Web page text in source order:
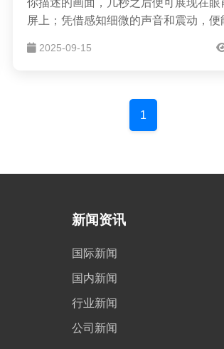
你描述的画面，几秒之后便可展现在眼
屏上；凭借感知细微的声音和震动，便
查，就能精确显示病灶；一座城市的精
2025-09-15
1
新闻资讯
国际新闻
国内新闻
行业新闻
公司新闻